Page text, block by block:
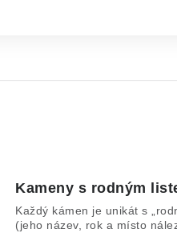
Kameny s rodným
Každý kámen je unikát s
(jeho název, rok a místo